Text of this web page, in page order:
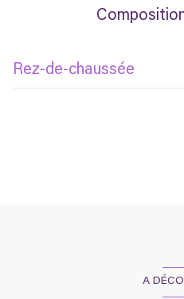
Rez-de-chaussée
A